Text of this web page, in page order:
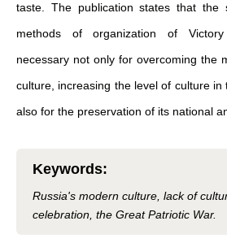
taste. The publication states that the
methods of organization of
necessary not only for overcoming the
culture, increasing the level of culture in
also for the preservation of its national
Keywords:
Russia's modern culture, lack of
celebration, the Great Patriotic War.